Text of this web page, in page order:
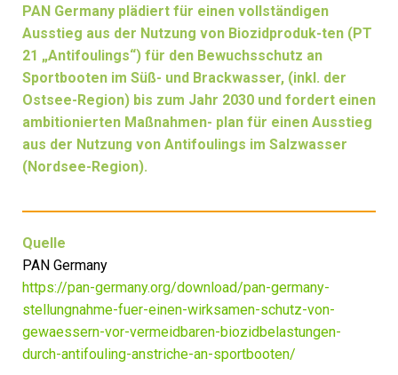
PAN Germany plädiert für einen vollständigen
Ausstieg aus der Nutzung von Biozidproduk-ten (PT
21 „Antifoulings“) für den Bewuchsschutz an
Sportbooten im Süß- und Brackwasser, (inkl. der
Ostsee-Region) bis zum Jahr 2030 und fordert einen
ambitionierten Maßnahmen- plan für einen Ausstieg
aus der Nutzung von Antifoulings im Salzwasser
(Nordsee-Region).
Quelle
PAN Germany
https://pan-germany.org/download/pan-germany-
stellungnahme-fuer-einen-wirksamen-schutz-von-
gewaessern-vor-vermeidbaren-biozidbelastungen-
durch-antifouling-anstriche-an-sportbooten/